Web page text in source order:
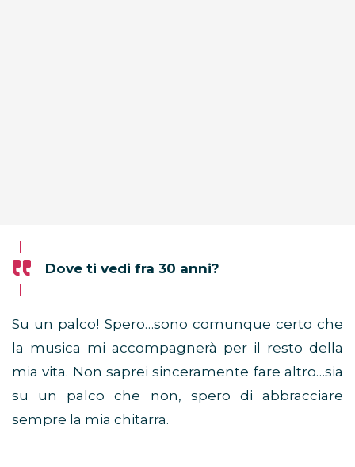
Dove ti vedi fra 30 anni?
Su un palco! Spero…sono comunque certo che
la musica mi accompagnerà per il resto della
mia vita. Non saprei sinceramente fare altro…sia
su un palco che non, spero di abbracciare
sempre la mia chitarra.